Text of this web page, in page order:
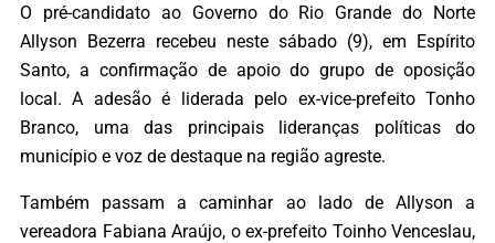
O pré-candidato ao Governo do Rio Grande do Norte
Allyson Bezerra recebeu neste sábado (9), em Espírito
Santo, a confirmação de apoio do grupo de oposição
local. A adesão é liderada pelo ex-vice-prefeito Tonho
Branco, uma das principais lideranças políticas do
município e voz de destaque na região agreste.
Também passam a caminhar ao lado de Allyson a
vereadora Fabiana Araújo, o ex-prefeito Toinho Venceslau,